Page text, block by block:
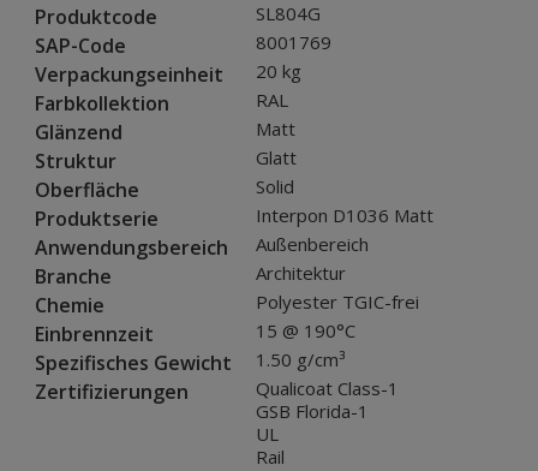
Produktcode SL804G
SAP-Code 8001769
Verpackungseinheit 20 kg
Farbkollektion RAL
Glänzend Matt
Struktur Glatt
Oberfläche Solid
Produktserie Interpon D1036 Matt
Anwendungsbereich Außenbereich
Branche Architektur
Chemie Polyester TGIC-frei
Einbrennzeit 15 @ 190°C
Spezifisches Gewicht 1.50 g/cm³
Zertifizierungen
Qualicoat Class-1
GSB Florida-1
UL
Rail